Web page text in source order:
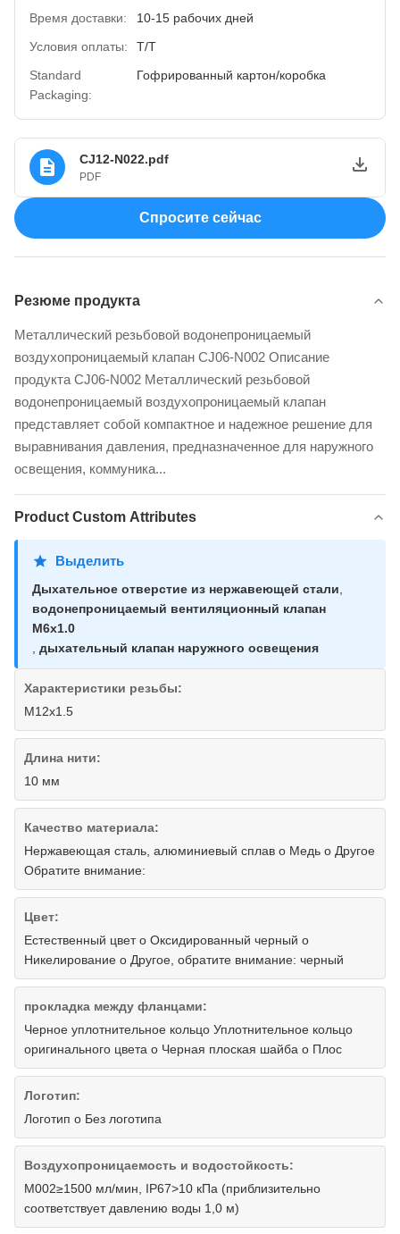
Время доставки:
10-15 рабочих дней
Условия оплаты:
Т/Т
Standard
Packaging:
Гофрированный картон/коробка
CJ12-N022.pdf
PDF
Спросите сейчас
Резюме продукта
Металлический резьбовой водонепроницаемый
воздухопроницаемый клапан CJ06-N002 Описание
продукта CJ06-N002 Металлический резьбовой
водонепроницаемый воздухопроницаемый клапан
представляет собой компактное и надежное решение для
выравнивания давления, предназначенное для наружного
освещения, коммуника...
Product Custom Attributes
Выделить
Дыхательное отверстие из нержавеющей стали
водонепроницаемый вентиляционный клапан
M6x1.0
дыхательный клапан наружного освещения
Характеристики резьбы:
M12x1.5
Длина нити:
10 мм
Качество материала:
Нержавеющая сталь, алюминиевый сплав o Медь o Другое
Обратите внимание:
Цвет:
Естественный цвет o Оксидированный черный o
Никелирование o Другое, обратите внимание: черный
прокладка между фланцами:
Черное уплотнительное кольцо Уплотнительное кольцо
оригинального цвета o Черная плоская шайба o Плос
Логотип:
Логотип o Без логотипа
Воздухопроницаемость и водостойкость:
M002≥1500 мл/мин, IP67>10 кПа (приблизительно
соответствует давлению воды 1,0 м)